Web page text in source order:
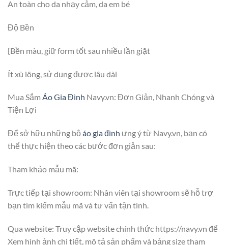
An toàn cho da nhạy cảm, da em bé
Độ Bền
{Bền màu, giữ form tốt sau nhiều lần giặt
Ít xù lông, sử dụng được lâu dài
Mua Sắm Áo Gia Đình Navy.vn: Đơn Giản, Nhanh Chóng và
Tiện Lợi
Để sở hữu những bộáo gia đình ưng ý từ Navy.vn, bạn có
thể thực hiện theo các bước đơn giản sau:
Tham khảo mẫu mã:
Trực tiếp tại showroom: Nhân viên tại showroom sẽ hỗ trợ
bạn tìm kiếm mẫu mã và tư vấn tận tình.
Qua website: Truy cập website chính thức https://navy.vn để
Xem hình ảnh chi tiết, mô tả sản phẩm và bảng size tham